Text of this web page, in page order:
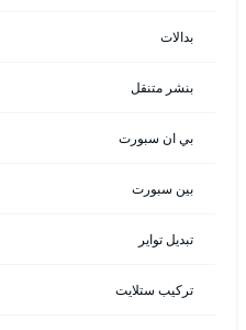
بدالات
بنشر متنقل
بي ان سبورت
بين سبورت
تبديل تواير
تركيب ستلايت